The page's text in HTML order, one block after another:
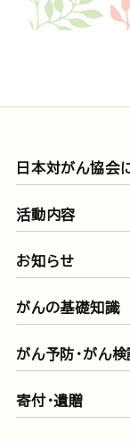
日本対がん協会
活動内容
お知らせ
がんの基礎知識
がん予防・がん
寄付・遺贈